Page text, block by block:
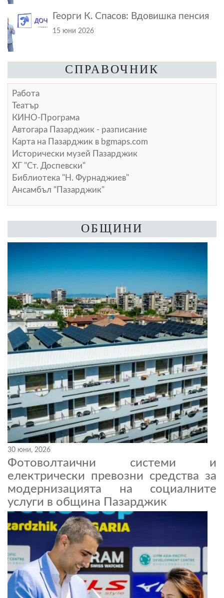
Георги К. Спасов: Вдовишка пенсия
15 юни 2026
СПРАВОЧНИК
Работа
Театър
КИНО-Програма
Автогара Пазарджик - разписание
Карта на Пазарджик в bgmaps.com
Исторически музей Пазарджик
ХГ "Ст. Доспевски"
Библиотека "Н. Фурнаджиев"
Ансамбъл "Пазарджик"
ОБЩИНИ
30 юни, 2026
Фотоволтаични системи и
електрически превозни средства за
модернизацията на социалните
услуги в община Пазарджик